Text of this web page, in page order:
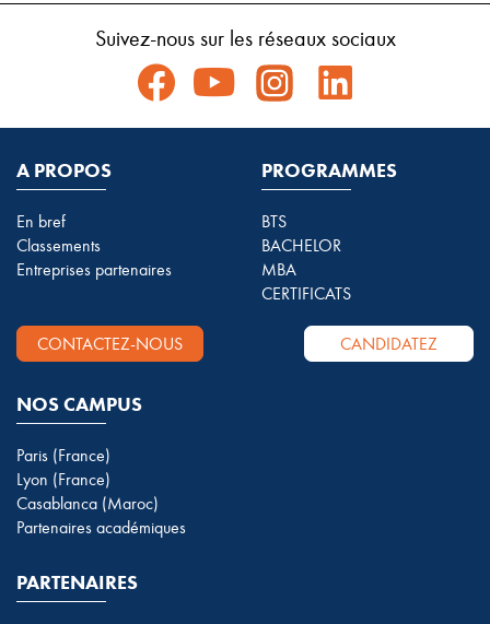
Suivez-nous sur les réseaux sociaux
A PROPOS
En bref
Classements
Entreprises partenaires
PROGRAMMES
BTS
BACHELOR
MBA
CERTIFICATS
CONTACTEZ-NOUS CANDIDATEZ
NOS CAMPUS
Paris (France)
Lyon (France)
Casablanca (Maroc)
Partenaires académiques
PARTENAIRES